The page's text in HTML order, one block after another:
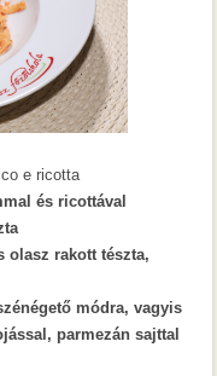
e ricotta
és ricottával
olasz rakott tészta,
módra, vagyis
parmezán sajttal